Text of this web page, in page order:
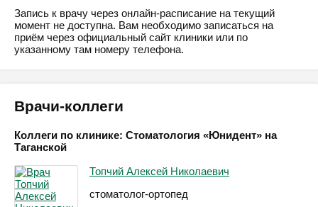
Запись к врачу через онлайн-расписание на текущий
момент не доступна. Вам необходимо записаться на
приём через официальный сайт клиники или по
указанному там номеру телефона.
Врачи-коллеги
Коллеги по клинике: Стоматология «Юнидент» на
Таганской
Топчий Алексей Николаевич
стоматолог-ортопед